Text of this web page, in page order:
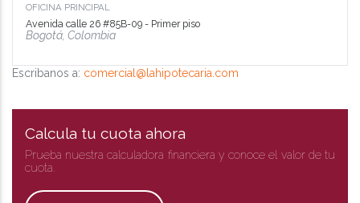
OFICINA PRINCIPAL
Avenida calle 26 #85B-09 - Primer piso
Bogotá, Colombia
Escribanos a: comercial@lahipotecaria.com
Calcula tu cuota ahora
Prueba nuestra calculadora financiera y conoce el valor de tu
cuota.